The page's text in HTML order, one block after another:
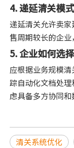
4. 递延清关模
递延清关允许卖
售周期较长的企
5. 企业如何选
应根据业务规模
踪自动化文档处
虑具备多方协同
清关系统优化